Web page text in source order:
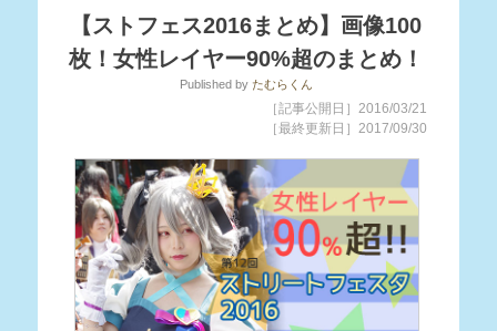
【ストフェス2016まとめ】画像100
枚！女性レイヤー90%超のまとめ！
Published by たむらくん
［記事公開日］2016/03/21
［最終更新日］2017/09/30